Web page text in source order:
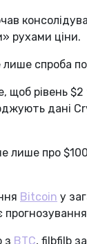
рухами ціни.
спроба
щоб рівень
дані
лише про
Bitcoin у
з BTC, filbfilb